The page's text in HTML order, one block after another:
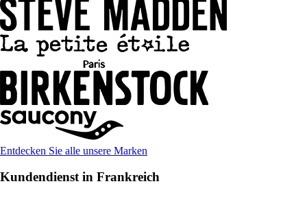
Entdecken Sie alle unsere Marken
Kundendienst in Frankreich